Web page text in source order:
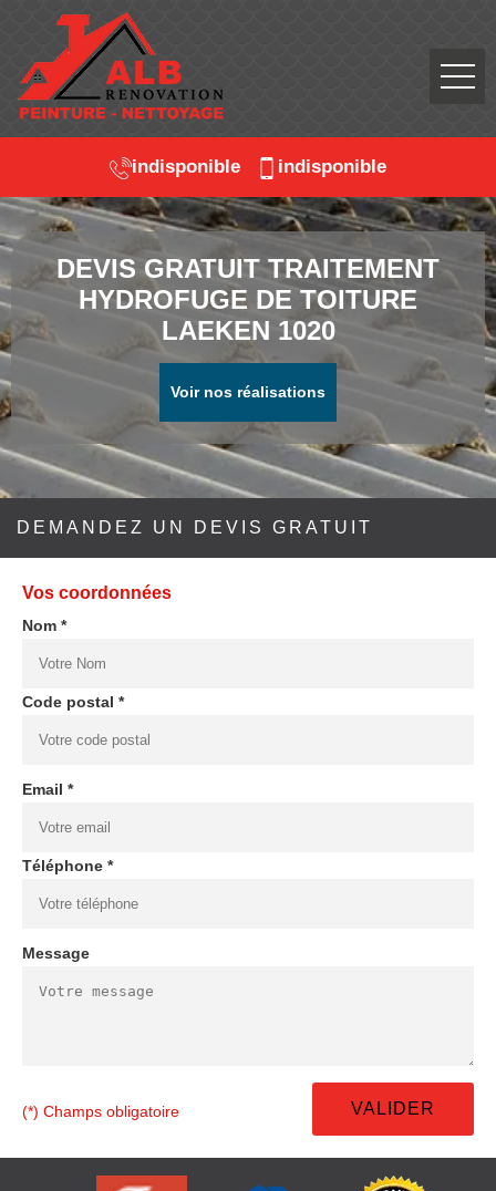
indisponible indisponible
DEVIS GRATUIT TRAITEMENT
HYDROFUGE DE TOITURE
LAEKEN 1020
Voir nos réalisations
DEMANDEZ UN DEVIS GRATUIT
Vos coordonnées
Nom *
Code postal *
Email *
Téléphone *
Message
(*) Champs obligatoire